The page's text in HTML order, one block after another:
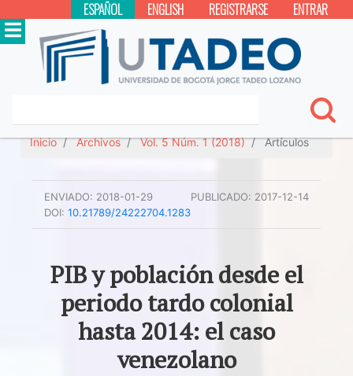
ESPAÑOL ENGLISH REGISTRARSE ENTRAR
Inicio Archivos Vol. 5 Núm. 1 (2018) Artículos
ENVIADO: 2018-01-29 PUBLICADO: 2017-12-14
DOI:10.21789/24222704.1283
PIB y población desde el
periodo tardo colonial
hasta 2014: el caso
venezolano